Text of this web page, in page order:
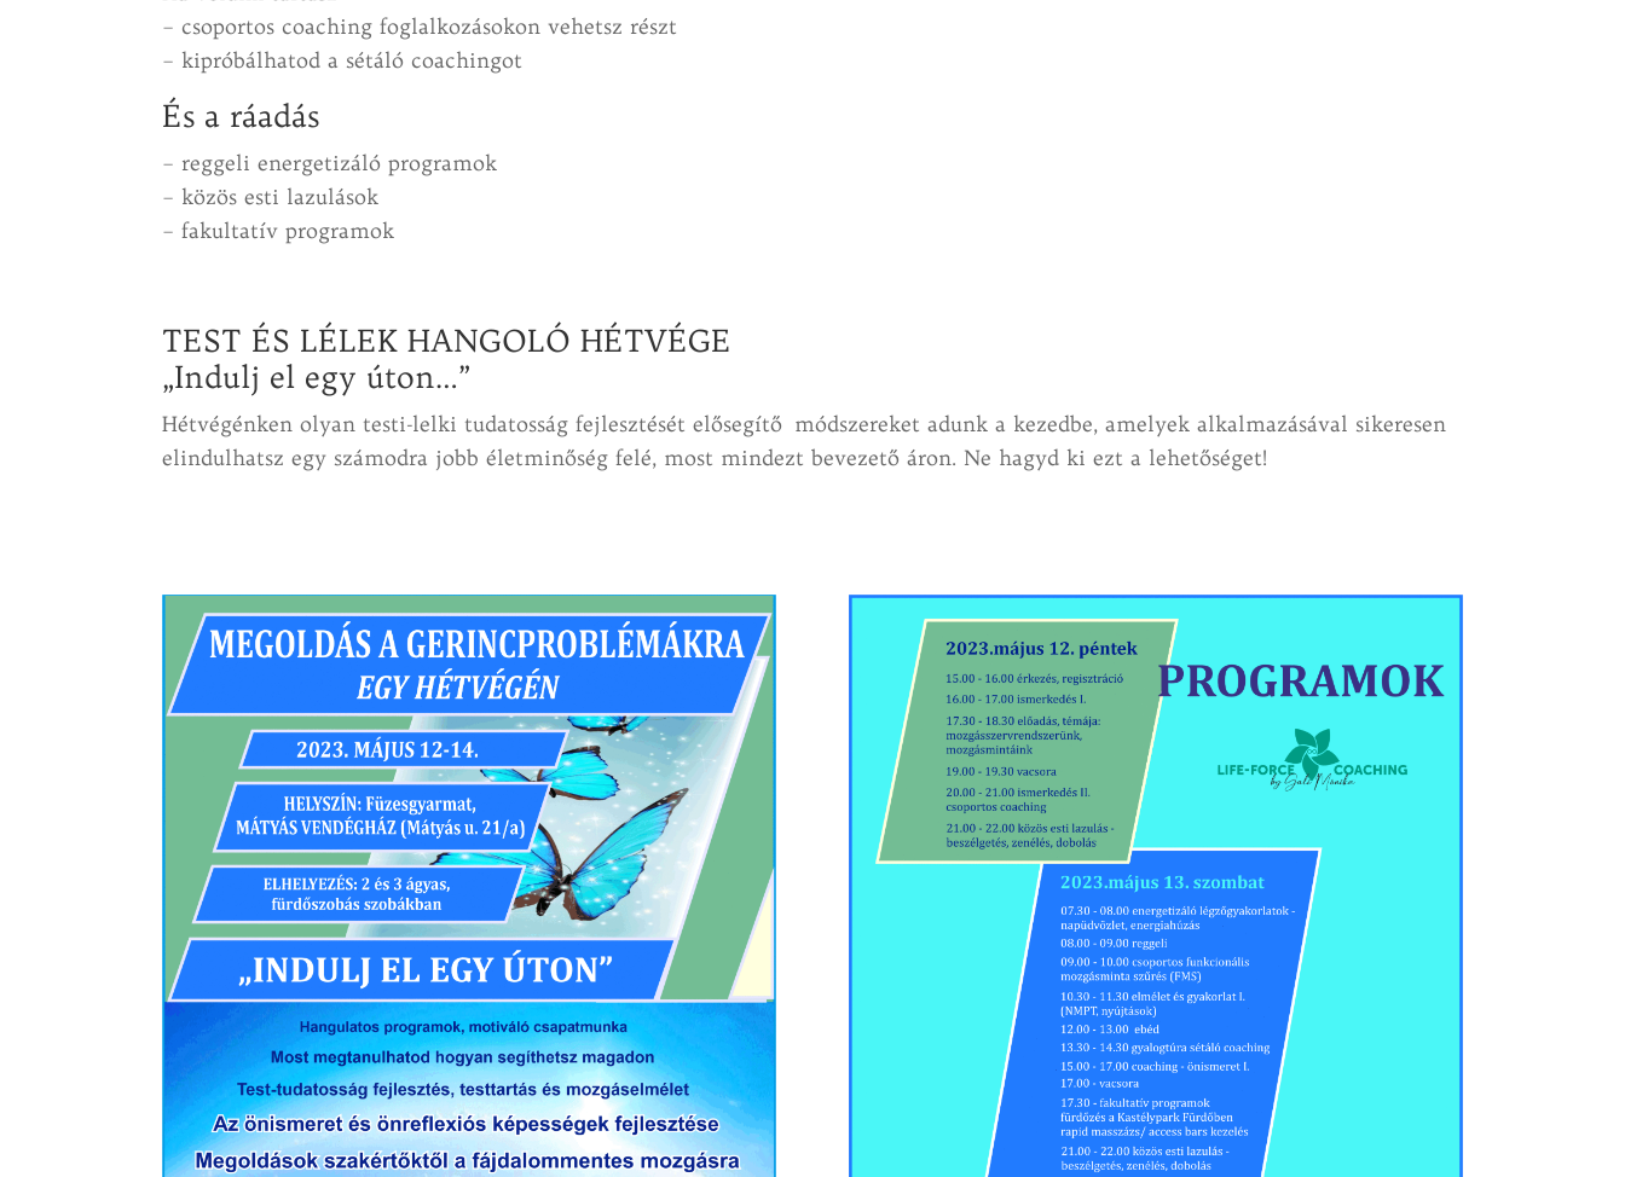
– csoportos coaching foglalkozásokon vehetsz részt
– kipróbálhatod a sétáló coachingot
És a ráadás
– reggeli energetizáló programok
– közös esti lazulások
– fakultatív programok
TEST ÉS LÉLEK HANGOLÓ HÉTVÉGE
„Indulj el egy úton…”
Hétvégénken olyan testi-lelki tudatosság fejlesztését elősegítő módszereket adunk a kezedbe, amelyek alkalmazásával sikeresen
elindulhatsz egy számodra jobb életminőség felé, most mindezt bevezető áron. Ne hagyd ki ezt a lehetőséget!